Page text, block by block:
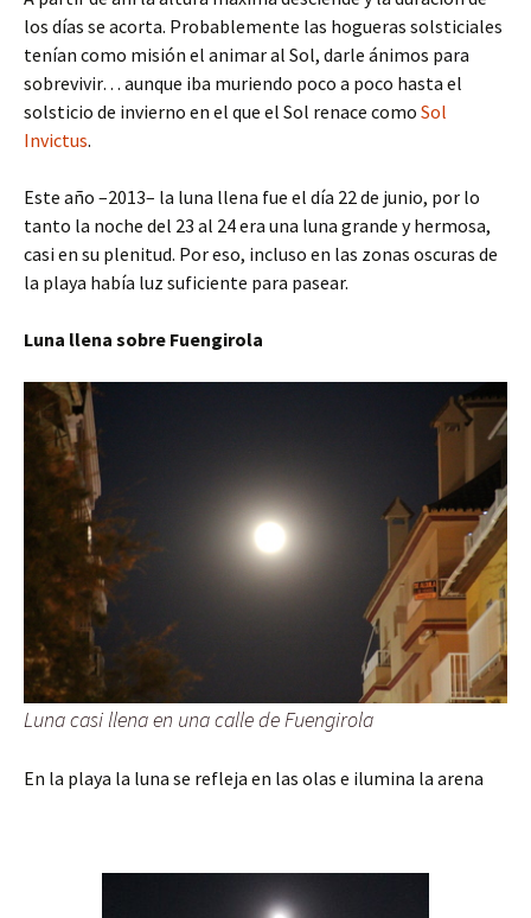
los días se acorta. Probablemente las hogueras solsticiales
tenían como misión el animar al Sol, darle ánimos para
sobrevivir… aunque iba muriendo poco a poco hasta el
solsticio de invierno en el que el Sol renace como Sol
Invictus.
Este año –2013– la luna llena fue el día 22 de junio, por lo
tanto la noche del 23 al 24 era una luna grande y hermosa,
casi en su plenitud. Por eso, incluso en las zonas oscuras de
la playa había luz suficiente para pasear.
Luna llena sobre Fuengirola
Luna casi llena en una calle de Fuengirola
En la playa la luna se refleja en las olas e ilumina la arena